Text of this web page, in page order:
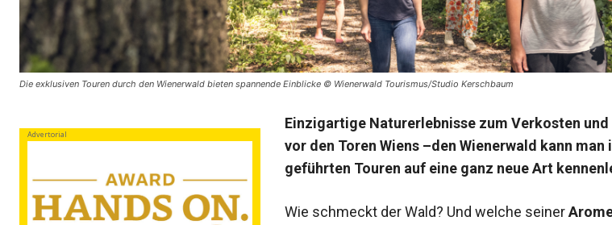
Die exklusiven Touren durch den Wienerwald bieten spannende Einblicke © Wienerwald Tourismus/Studio Kerschbaum
Advertorial
Einzigartige Naturerlebnisse zum Verkosten
vor den Toren Wiens –den Wienerwald kann man
geführten Touren auf eine ganz neue Art
Wie schmeckt der Wald? Und welche seiner